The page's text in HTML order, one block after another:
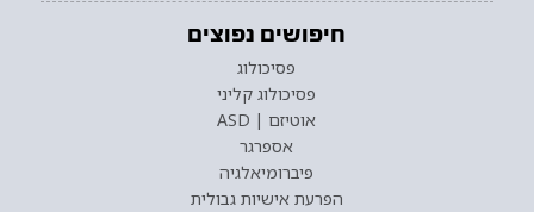
חיפושים נפוצים
פסיכולוג
פסיכולוג קליני
אוטיזם | ASD
אספרגר
פיברומיאלגיה
הפרעת אישיות גבולית